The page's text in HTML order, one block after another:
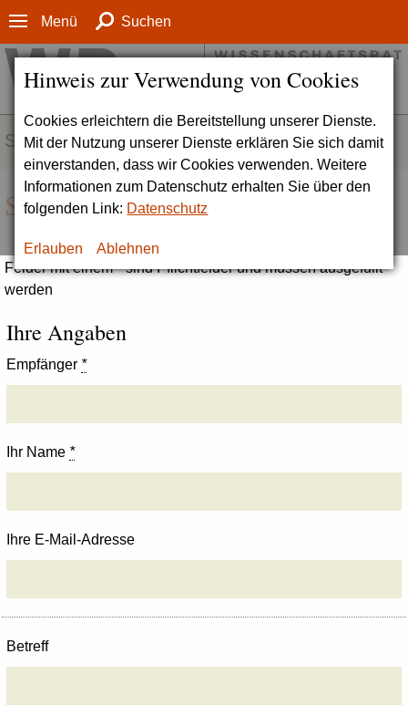
Hinweis zur Verwendung von Cookies
Cookies erleichtern die Bereitstellung unserer Dienste.
Mit der Nutzung unserer Dienste erklären Sie sich damit
einverstanden, dass wir Cookies verwenden. Weitere
Informationen zum Datenschutz erhalten Sie über den
folgenden Link: Datenschutz
Erlauben Ablehnen
Menü Suchen
SERVICE
Seite empfehlen
Felder mit einem * sind Pflichtfelder und müssen ausgefüllt
werden
Ihre Angaben
Empfänger *
Ihr Name *
Ihre E-Mail-Adresse
Betreff